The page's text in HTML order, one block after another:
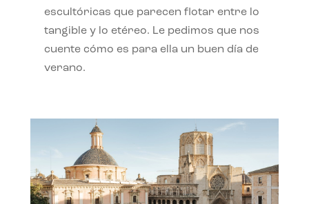
escultóricas que parecen flotar entre lo
tangible y lo etéreo. Le pedimos que nos
cuente cómo es para ella un buen día de
verano.